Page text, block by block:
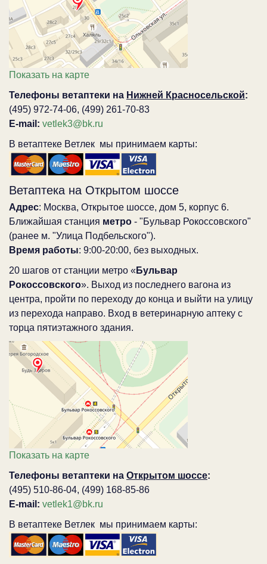
Показать на карте
Телефоны ветаптеки на Нижней Красносельской:
(495) 972-74-06, (499) 261-70-83
E-mail: vetlek3@bk.ru
В ветаптеке Ветлек мы принимаем карты:
Ветаптека на Открытом шоссе
Адрес: Москва, Открытое шоссе, дом 5, корпус 6.
Ближайшая станция метро - "Бульвар Рокоссовского"
(ранее м. "Улица Подбельского").
Время работы: 9:00-20:00, без выходных.
20 шагов от станции метро « Бульвар
Рокоссовского». Выход из последнего вагона из
центра, пройти по переходу до конца и выйти на улицу
из перехода направо. Вход в ветеринарную аптеку с
торца пятиэтажного здания.
Показать на карте
Телефоны ветаптеки на Открытом шоссе:
(495) 510-86-04, (499) 168-85-86
E-mail: vetlek1@bk.ru
В ветаптеке Ветлек мы принимаем карты: